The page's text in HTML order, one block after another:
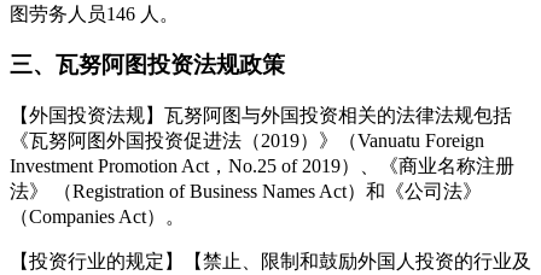
图劳务人员146 人。
三、瓦努阿图投资法规政策
【外国投资法规】瓦努阿图与外国投资相关的法律法规包括
《瓦努阿图外国投资促进法（2019）》（Vanuatu Foreign
Investment Promotion Act，No.25 of 2019）、《商业名称注册
法》 （Registration of Business Names Act）和《公司法》
（Companies Act）。
【投资行业的规定】【禁止、限制和鼓励外国人投资的行业及